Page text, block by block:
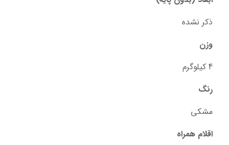
ذکر نشده
وزن
4 کیلوگرم
رنگ
مشکی
اقلام همراه